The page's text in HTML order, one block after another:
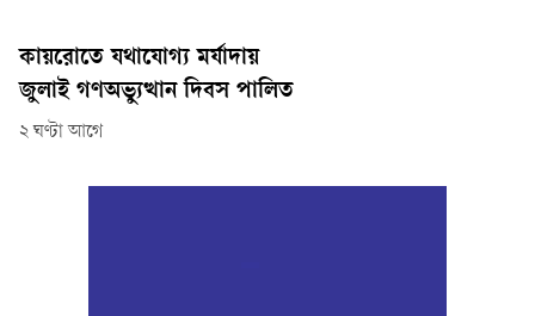
কায়রোতে যথাযোগ্য মর্যাদায়
জুলাই গণঅভ্যুত্থান দিবস পালিত
২ ঘণ্টা আগে